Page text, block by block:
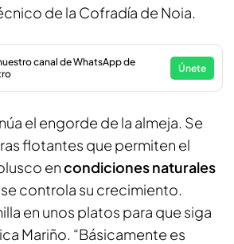
de la Cofradía de Noia.
canal de WhatsApp de
Únete
el engorde de la almeja. Se
flotantes que permiten el
encondiciones naturales
se controla su crecimiento.
en unos platos para que siga
Mariño. “Básicamente es